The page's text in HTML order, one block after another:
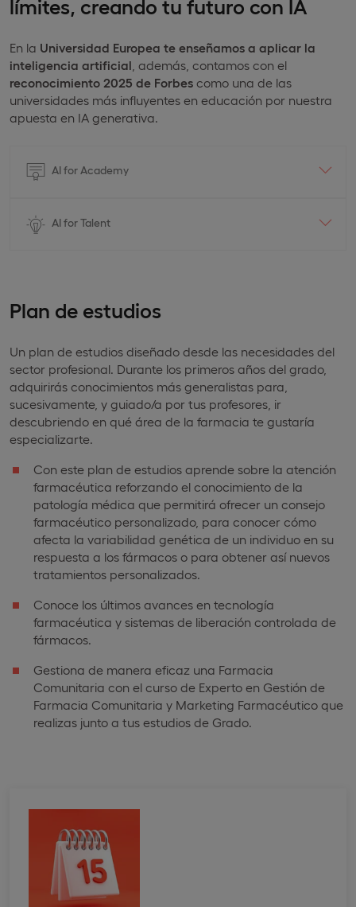
límites, creando tu futuro con IA
En la Universidad Europea te enseñamos a aplicar la
inteligencia artificial , además, contamos con el
reconocimiento 2025 de Forbes como una de las
universidades más influyentes en educación por nuestra
apuesta en IA generativa.
AI for Academy
AI for Talent
Plan de estudios
Un plan de estudios diseñado desde las necesidades del
sector profesional. Durante los primeros años del grado,
adquirirás conocimientos más generalistas para,
sucesivamente, y guiado/a por tus profesores, ir
descubriendo en qué área de la farmacia te gustaría
especializarte.
Con este plan de estudios aprende sobre la atención
farmacéutica reforzando el conocimiento de la
patología médica que permitirá ofrecer un consejo
farmacéutico personalizado, para conocer cómo
afecta la variabilidad genética de un individuo en su
respuesta a los fármacos o para obtener así nuevos
tratamientos personalizados.
Conoce los últimos avances en tecnología
farmacéutica y sistemas de liberación controlada de
fármacos.
Gestiona de manera eficaz una Farmacia
Comunitaria con el curso de Experto en Gestión de
Farmacia Comunitaria y Marketing Farmacéutico que
realizas junto a tus estudios de Grado.